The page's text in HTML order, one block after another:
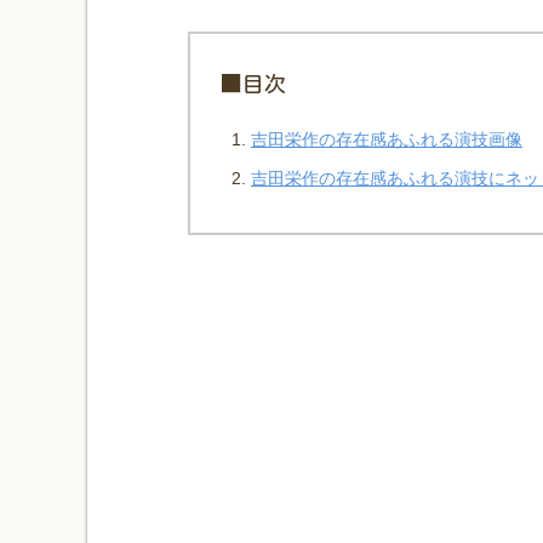
■目次
吉田栄作の存在感あふれる演技画像
吉田栄作の存在感あふれる演技にネ